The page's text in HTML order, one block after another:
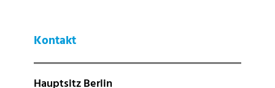
Kontakt
Hauptsitz Berlin